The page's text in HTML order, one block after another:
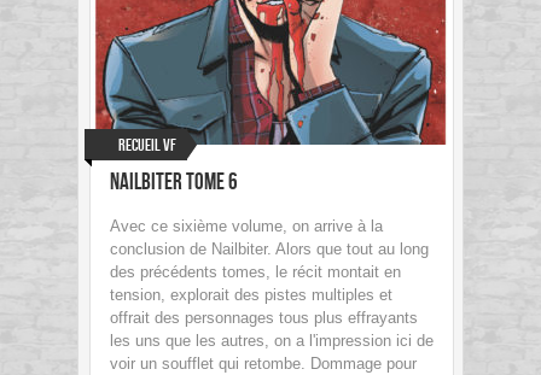
Recueil VF
Nailbiter Tome 6
Avec ce sixième volume, on arrive à la
conclusion de Nailbiter. Alors que tout au long
des précédents tomes, le récit montait en
tension, explorait des pistes multiples et
offrait des personnages tous plus effrayants
les uns que les autres, on a l'impression ici de
voir un soufflet qui retombe. Dommage pour